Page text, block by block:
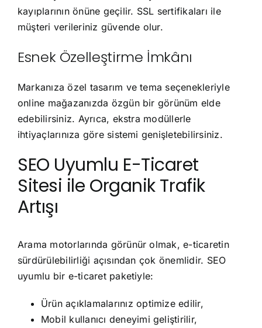
kayıplarının önüne geçilir. SSL sertifikaları ile
müşteri verileriniz güvende olur.
Esnek Özelleştirme İmkânı
Markanıza özel tasarım ve tema seçenekleriyle
online mağazanızda özgün bir görünüm elde
edebilirsiniz. Ayrıca, ekstra modüllerle
ihtiyaçlarınıza göre sistemi genişletebilirsiniz.
SEO Uyumlu E-Ticaret
Sitesi ile Organik Trafik
Artışı
Arama motorlarında görünür olmak, e-ticaretin
sürdürülebilirliği açısından çok önemlidir. SEO
uyumlu bir e-ticaret paketiyle:
Ürün açıklamalarınız optimize edilir,
Mobil kullanıcı deneyimi geliştirilir,